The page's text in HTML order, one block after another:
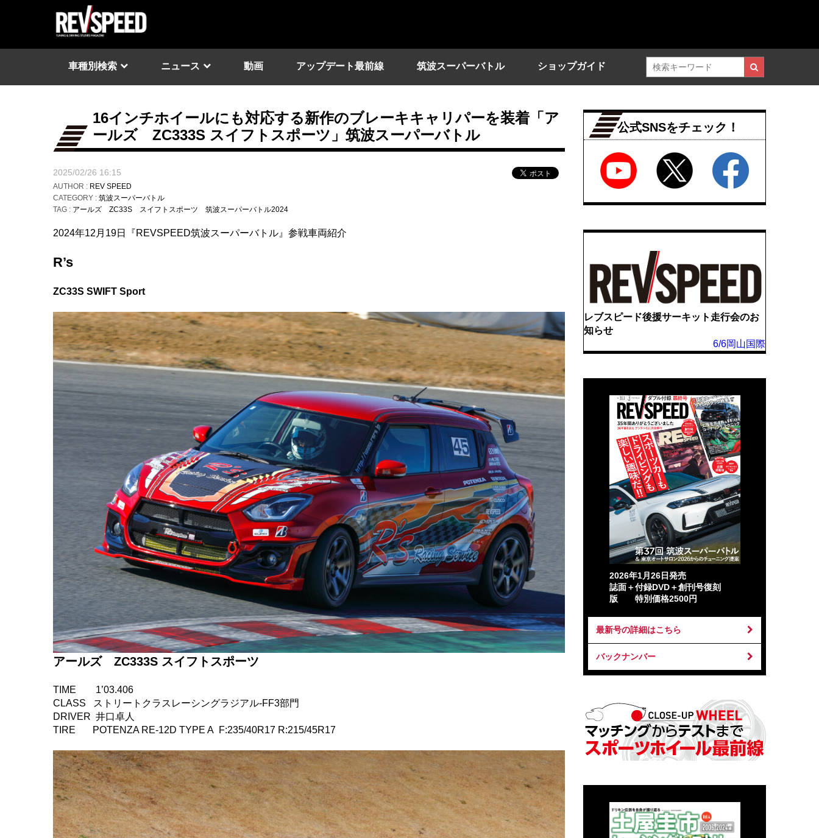
車種別検索 ニュース 動画 アップデート最前線 筑波スーパーバトル ショップガイド
16インチホイールにも対応する新作のブレーキキャリパーを装着「ア
ールズ ZC333S スイフトスポーツ」筑波スーパーバトル
2025/02/26 16:15
AUTHOR : REV SPEED
CATEGORY : 筑波スーパーバトル
TAG : アールズ ZC33S スイフトスポーツ 筑波スーパーバトル2024
2024年12月19日『REVSPEED筑波スーパーバトル』参戦車両紹介
R’s
ZC33S SWIFT Sport
アールズ ZC333S スイフトスポーツ
TIME 1’03.406
CLASS ストリートクラスレーシングラジアル-FF3部門
DRIVER 井口卓人
TIRE POTENZA RE-12D TYPE A F:235/40R17 R:215/45R17
公式SNSをチェック！
レブスピード後援サーキット走行会のお
知らせ
6/6岡山国際
2026年1月26日発売
誌面＋付録DVD＋創刊号復刻
版 特別価格2500円
最新号の詳細はこちら
バックナンバー